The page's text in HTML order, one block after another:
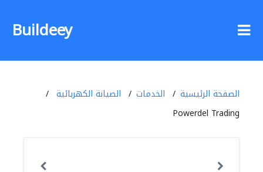
Buildeey
الصفحة الرئيسية الخدمات
الصيانة الكهربائية
Powerdel Trading